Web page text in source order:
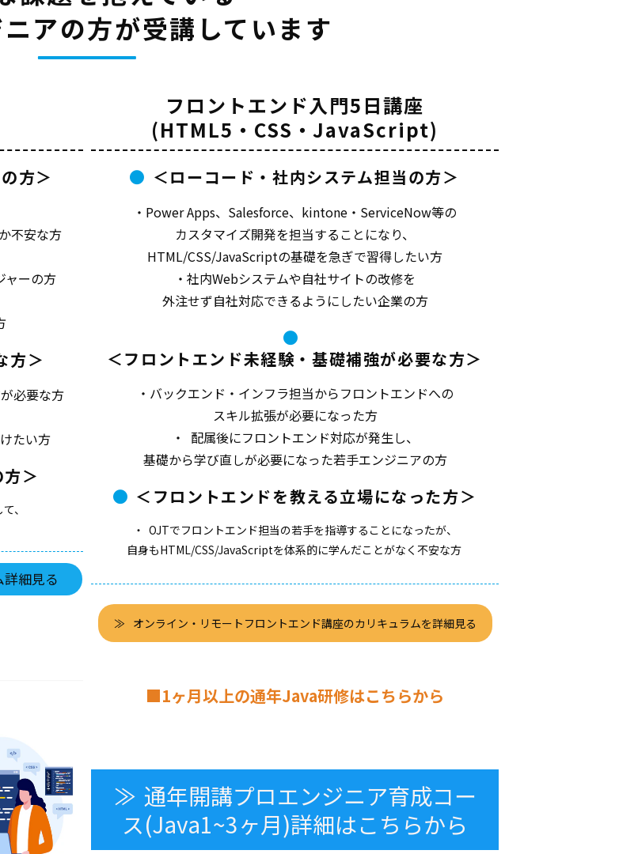
アの方が受講しています
方＞
不安な方
ャーの方
方＞
必要な方
たい方
＞
、
細見る
フロントエンド入門5日講座
(HTML5・CSS・JavaScript)
＜ローコード・社内システム担当の方＞
・ Power Apps、Salesforce、kintone・ServiceNow等の
カスタマイズ開発を担当することになり、
HTML/CSS/JavaScriptの基礎を急ぎで習得したい方
・ 社内Webシステムや自社サイトの改修を
外注せず自社対応できるようにしたい企業の方
＜フロントエンド未経験・基礎補強が必要な方＞
・バックエンド・インフラ担当からフロントエンドへの
スキル拡張が必要になった方
・ 配属後にフロントエンド対応が発生し、
基礎から学び直しが必要になった若手エンジニアの方
＜フロントエンドを教える立場になった方＞
・ OJTでフロントエンド担当の若手を指導することになったが、
自身もHTML/CSS/JavaScriptを体系的に学んだことがなく不安な方
オンライン・リモートフロントエンド講座のカリキュラムを詳細見る
■1ヶ月以上の通年Java研修はこちらから
通年開講プロエンジニア育成コー
ス(Java1~3ヶ月)詳細はこちらから